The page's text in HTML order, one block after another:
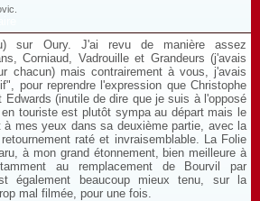
sur Oury. J'ai revu de manière assez
Corniaud, Vadrouille et Grandeurs (j'avais
chacun) mais contrairement à vous, j'avais
pour reprendre l'expression que Christophe
(inutile de dire que je suis à l'opposé
touriste est plutôt sympa au départ mais le
mes yeux dans sa deuxième partie, avec la
raté et invraisemblable. La Folie
à mon grand étonnement, bien meilleure à
au remplacement de Bourvil par
également beaucoup mieux tenu, sur la
mal filmée, pour une fois.